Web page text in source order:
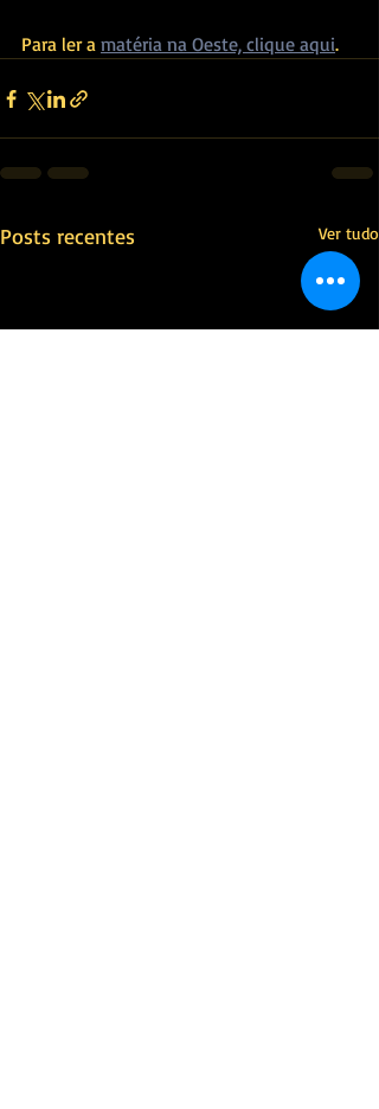
Para ler a matéria na Oeste, clique aqui.
Posts recentes Ver tudo